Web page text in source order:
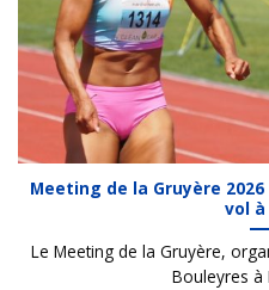
Meeting de la Gruyère
vol à
Le Meeting de la Gruyère,
Bouleyres à